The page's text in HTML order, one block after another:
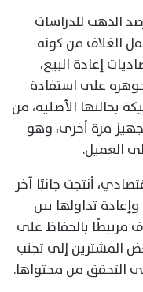
الذهب للدراسات
الغلاف من كونه
إعادة البيع،
على استفادة
بحالتها الأصلية، من
مرة أخرى، وهو
العميل.
أنتجت جانبًا آخر
تداولها بين
مرتبطًا بالحفاظ على
المشترين إلى تجنب
التحقق من محتواها.